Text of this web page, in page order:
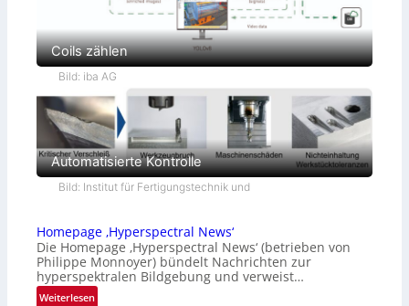
Coils zählen
Bild: iba AG
Automatisierte Kontrolle
Bild: Institut für Fertigungstechnik und
Homepage ‚Hyperspectral News‘
Die Homepage ‚Hyperspectral News‘ (betrieben von
Philippe Monnoyer) bündelt Nachrichten zur
hyperspektralen Bildgebung und verweist…
Weiterlesen: